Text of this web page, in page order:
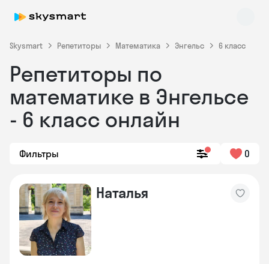
Skysmart Репетиторы Математика Энгельс 6 класс
Репетиторы по
математике в Энгельсе
- 6 класс онлайн
Фильтры 0
Наталья
Skysmart Chat